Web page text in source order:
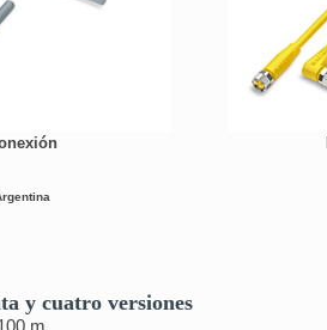
y cuatro versiones
m